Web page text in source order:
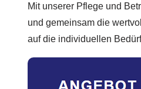
Mit unserer Pflege und
und gemeinsam die
auf die individuellen